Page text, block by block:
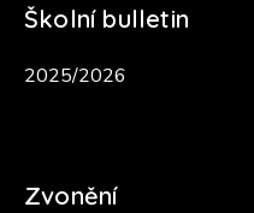
Školní bulletin
2025/2026
Zvonění